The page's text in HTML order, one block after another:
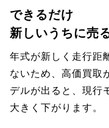
できるだけ
新しいうちに売
年式が新しく走行距
ないため、高価買取
デルが出ると、現行
大きく下がります。